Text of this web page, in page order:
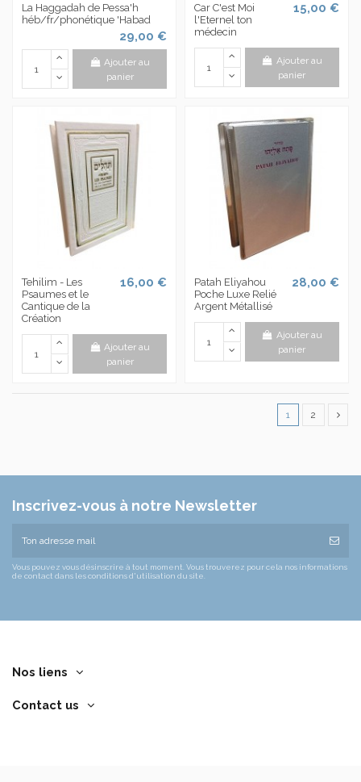
La Haggadah de Pessa'h
héb/fr/phonétique 'Habad
29,00 €
Ajouter au
panier
Car C'est Moi
l'Eternel ton
médecin
15,00 €
Ajouter au
panier
Tehilim - Les
Psaumes et le
Cantique de la
Création
16,00 €
Ajouter au
panier
Patah Eliyahou
Poche Luxe Relié
Argent Métallisé
28,00 €
Ajouter au
panier
1 2
Inscrivez-vous à notre Newsletter
Vous pouvez vous désinscrire à tout moment. Vous trouverez pour cela nos informations
de contact dans les conditions d'utilisation du site.
Nos liens
Contact us